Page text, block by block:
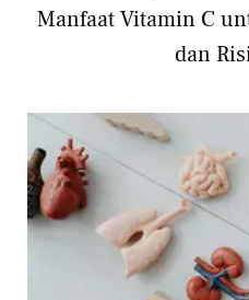
Manfaat Vitamin C
dan